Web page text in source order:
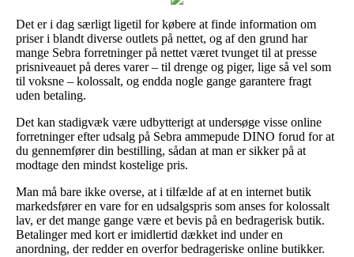
Det er i dag særligt ligetil for købere at finde information om
priser i blandt diverse outlets på nettet, og af den grund har
mange Sebra forretninger på nettet været tvunget til at presse
prisniveauet på deres varer – til drenge og piger, lige så vel som
til voksne – kolossalt, og endda nogle gange garantere fragt
uden betaling.
Det kan stadigvæk være udbytterigt at undersøge visse online
forretninger efter udsalg på Sebra ammepude DINO forud for at
du gennemfører din bestilling, sådan at man er sikker på at
modtage den mindst kostelige pris.
Man må bare ikke overse, at i tilfælde af at en internet butik
markedsfører en vare for en udsalgspris som anses for kolossalt
lav, er det mange gange være et bevis på en bedragerisk butik.
Betalinger med kort er imidlertid dækket ind under en
anordning, der redder en overfor bedrageriske online butikker.